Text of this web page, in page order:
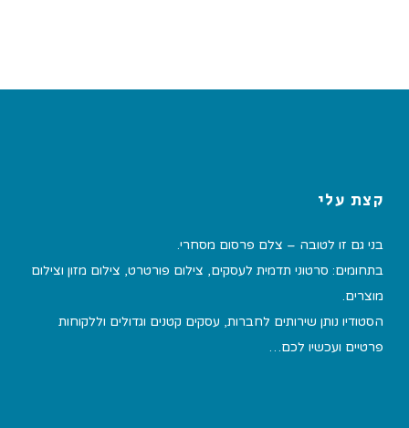
קצת עלי
בני גם זו לטובה – צלם פרסום מסחרי.
בתחומים: סרטוני תדמית לעסקים, צילום פורטרט, צילום מזון וצילום
מוצרים.
הסטודיו נותן שירותים לחברות, עסקים קטנים וגדולים וללקוחות
פרטיים ועכשיו לכם…